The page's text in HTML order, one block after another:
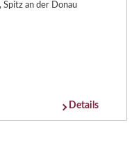
an der Donau
Details